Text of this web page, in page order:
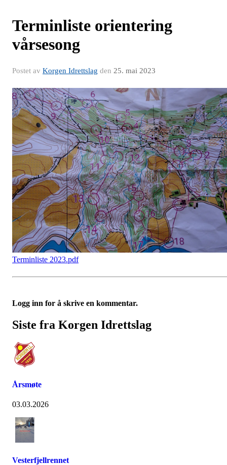
Terminliste orientering
vårsesong
Postet av Korgen Idrettslag den 25. mai 2023
Terminliste 2023.pdf
Logg inn for å skrive en kommentar.
Siste fra Korgen Idrettslag
Årsmøte
03.03.2026
Vesterfjellrennet